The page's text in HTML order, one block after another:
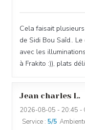
Cela faisait
de Sidi Bou Saîd..
avec les
à Frakito :)), plats
Jean charles L
2026-08-05 - 20:45 -
Service : 5/5
LES